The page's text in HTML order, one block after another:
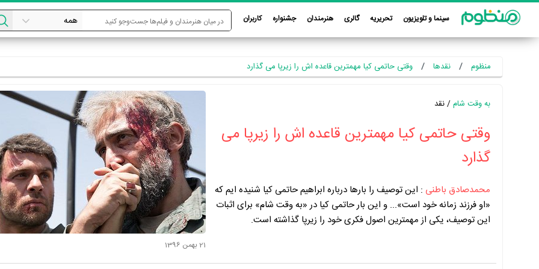
سینما و تلویزیون تحریریه گالری هنرمندان جشنواره کاربران
منظوم نقدها وقتی حاتمی کیا مهمترین قاعده اش را زیرپا می گذارد
به وقت شام/ نقد
وقتی حاتمی کیا مهمترین قاعده اش را زیرپا می
گذارد
محمدصادق باطنی : این توصیف را بارها درباره ابراهیم حاتمی کیا شنیده ایم که
«او فرزند زمانه خود است»... و این بار حاتمی کیا در «به وقت شام» برای اثبات
این توصیف، یکی از مهمترین اصول فکری خود را زیرپا گذاشته است.
21 بهمن 1396